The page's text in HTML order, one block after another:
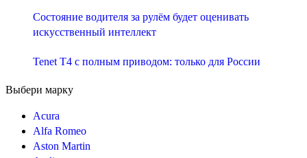
Состояние водителя за рулём будет оценивать
искусственный интеллект
Tenet T4 с полным приводом: только для России
Выбери марку
Acura
Alfa Romeo
Aston Martin